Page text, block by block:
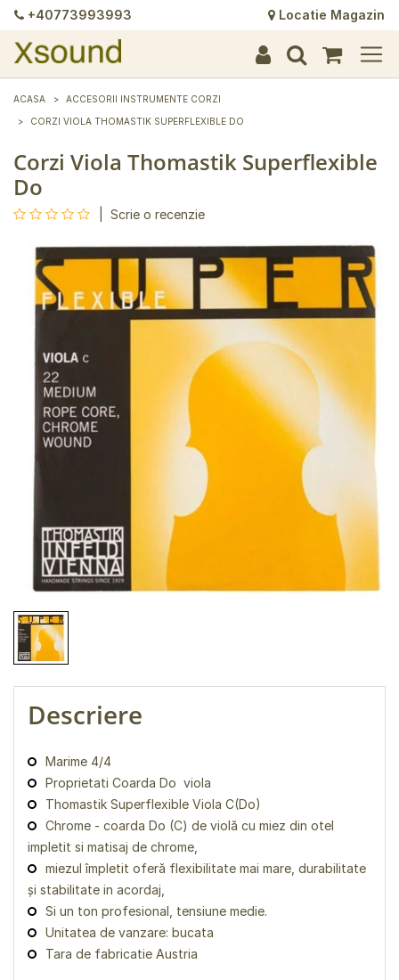
+40773993993 Locatie Magazin
+
+
+
+
+
+
+
+
+
+
+
+
+
+
ACASA ACCESORII INSTRUMENTE CORZI
CORZI VIOLA THOMASTIK SUPERFLEXIBLE DO
Corzi Viola Thomastik Superflexible
Do
Scrie o recenzie
Descriere
Marime 4/4
Proprietati Coarda Do viola
Thomastik Superflexible Viola C(Do)
Chrome - coarda Do (C) de violă cu miez din otel
impletit si matisaj de chrome,
miezul împletit oferă flexibilitate mai mare, durabilitate
și stabilitate in acordaj,
Si un ton profesional, tensiune medie.
Unitatea de vanzare: bucata
Tara de fabricatie Austria